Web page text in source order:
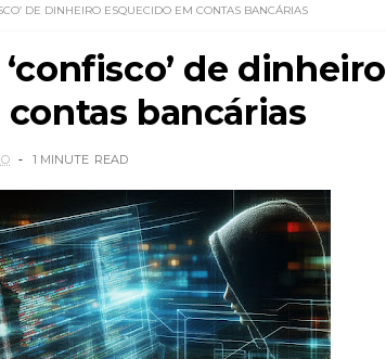
DE DINHEIRO ESQUECIDO EM CONTAS BANCÁRIAS
de dinheiro
bancárias
1 MINUTE READ